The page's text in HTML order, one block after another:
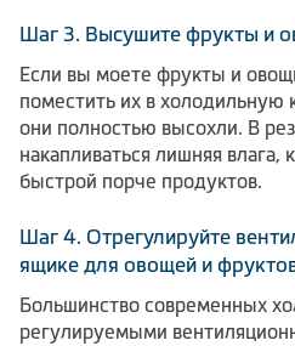
Шаг 3. Высушите фрукты и
Если вы моете фрукты и
поместить их в холодильную
они полностью высохли. В
накапливаться лишняя влага,
быстрой порче продуктов.
Шаг 4. Отрегулируйте
ящике для овощей и
Большинство современных
регулируемыми